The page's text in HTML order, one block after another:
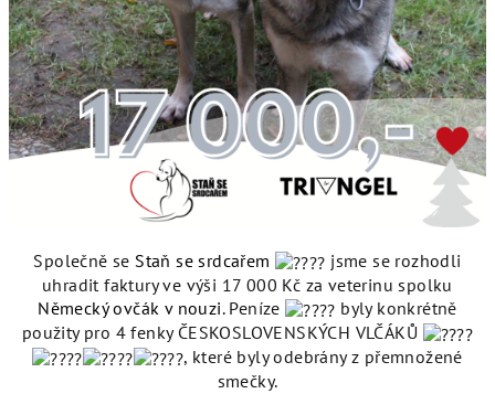
Společně se Staň se srdcařem
jsme se rozhodli
uhradit faktury ve výši 17 000 Kč za veterinu spolku
Německý ovčák v nouzi. Peníze
byly konkrétně
použity pro 4 fenky ČESKOSLOVENSKÝCH VLČÁKŮ
, které byly odebrány z přemnožené
smečky.